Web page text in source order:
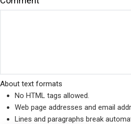
About text formats
No HTML tags allowed.
Web page addresses and email
Lines and paragraphs break